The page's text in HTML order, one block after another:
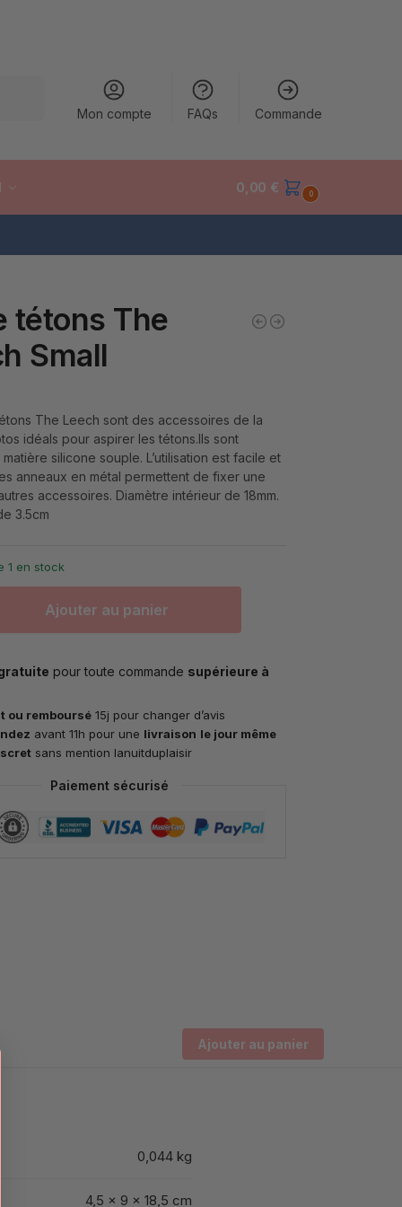
Mon compte FAQs Commande
0,00 € 0
tétons The
Small
The Leech sont des accessoires de la
idéals pour aspirer les tétons.Ils sont
silicone souple. L’utilisation est facile et
anneaux en métal permettent de fixer une
accessoires. Diamètre intérieur de 18mm.
3.5cm
1 en stock
Ajouter au panier
pour toute commande supérieure à
ou remboursé 15j pour changer d’avis
avant 11h pour une livraison le jour même
sans mention lanuitduplaisir
Paiement sécurisé
Ajouter au panier
0,044 kg
4,5 × 9 × 18,5 cm